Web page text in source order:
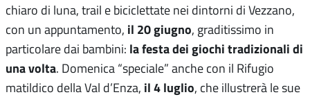
chiaro di luna, trail e biciclettate nei dintorni di Vezzano,
con un appuntamento, il 20 giugno, graditissimo in
particolare dai bambini: la festa dei giochi tradizionali di
una volta. Domenica “speciale” anche con il Rifugio
matildico della Val d’Enza, il 4 luglio, che illustrerà le sue